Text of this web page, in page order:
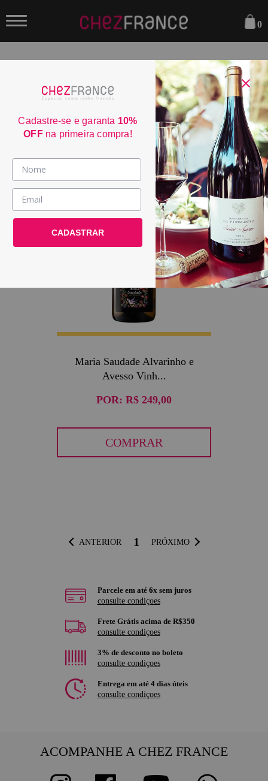
Vinhos >
País / Região >
Le Club >
0
ORDENAR POR:
Maria Saudade Alvarinho e
Avesso Vinh...
POR: R$ 249,00
COMPRAR
ANTERIOR 1 PRÓXIMO
Parcele em até 6x sem juros
consulte condiçoes
Frete Grátis acima de R$350
consulte condiçoes
3% de desconto no boleto
consulte condiçoes
Entrega em até 4 dias úteis
consulte condiçoes
ACOMPANHE A CHEZ FRANCE
Cadastre-se e garanta 10%
OFFna primeira compra!
CADASTRAR